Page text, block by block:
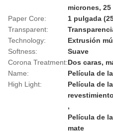
micrones,
Paper Core:
1 pulgada
Transparent:
Technology:
Extrusión
Softness:
Suave
Corona Treatment:Dos caras,
Name:
Película de
High Light:
Película de
,
Película de
mate